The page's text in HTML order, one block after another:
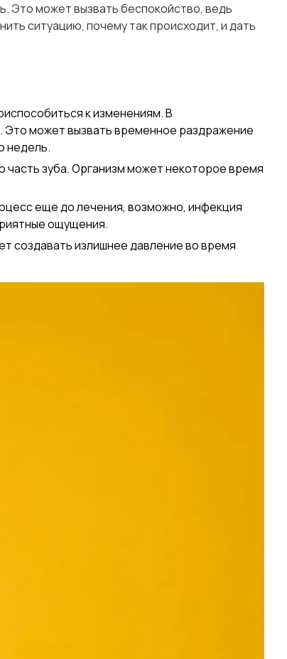
Это может вызвать беспокойство, ведь
ситуацию, почему так происходит, и дать
к изменениям. В
Это может вызвать временное раздражение
недель.
зуба. Организм может некоторое время
еще до лечения, возможно, инфекция
ощущения.
создавать излишнее давление во время